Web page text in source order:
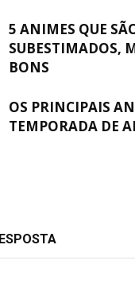
5 ANIMES QUE
SUBESTIMADOS,
BONS
OS PRINCIPAIS
TEMPORADA DE